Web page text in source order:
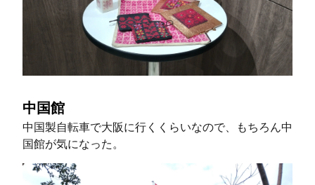
中国館
中国製自転車で大阪に行くくらいなので、もちろん中
国館が気になった。